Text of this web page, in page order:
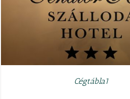
Cégtábla1